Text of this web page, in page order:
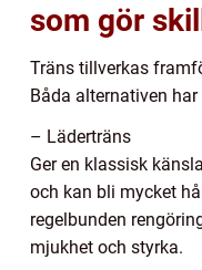
som gör
Träns tillverkas
Båda alternativen
– Läderträns
Ger en klassisk
och kan bli mycket
regelbunden
mjukhet och styrka.